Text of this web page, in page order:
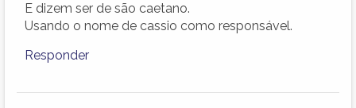
E dizem ser de são caetano.
Usando o nome de cassio como responsável.
Responder